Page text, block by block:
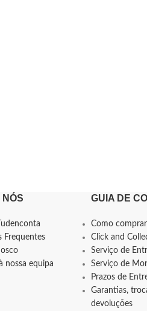
Frequentes
nossa equipa
GUIA DE
Como comprar
Click and
Serviço de
Serviço de
Prazos de
Garantias,
devoluções